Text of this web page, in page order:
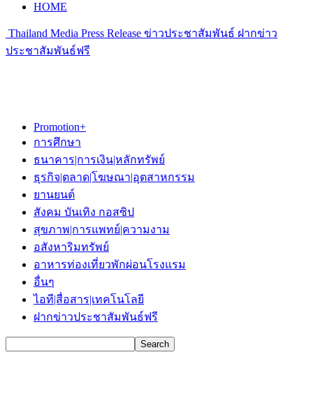
HOME
Thailand Media Press Release ข่าวประชาสัมพันธ์ ฝากข่าว
ประชาสัมพันธ์ฟรี
Promotion+
การศึกษา
ธนาคาร|การเงิน|หลักทรัพย์
ธุรกิจ|ตลาด|โฆษณา|อุตสาหกรรม
ยานยนต์
สังคม บันเทิง กอสซิป
สุขภาพ|การแพทย์|ความงาม
อสังหาริมทรัพย์
อาหารท่องเที่ยวพักผ่อนโรงแรม
อื่นๆ
ไอที|สื่อสาร|เทคโนโลยี
ฝากข่าวประชาสัมพันธ์ฟรี